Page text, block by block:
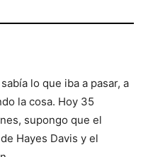
lo que iba a pasar, a
la cosa. Hoy 35
supongo que el
Hayes Davis y el